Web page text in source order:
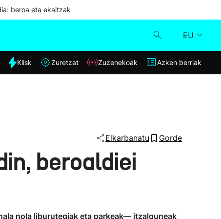
beroa eta ekaitzak
EU
Klisk
Klisk Zuretzat Zuzenekoak Azken berriak
Elkarbanatu Gorde
beroaldiei
nola liburutegiak eta parkeak— itzalguneak